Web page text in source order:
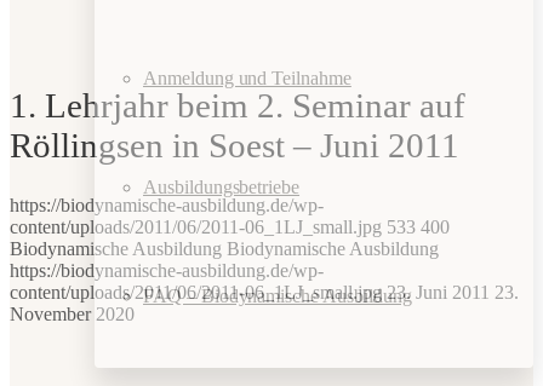
Anmeldung und Teilnahme
Ausbildungsbetriebe
FAQ – Biodynamische Ausbildung
1. Lehrjahr beim 2. Seminar auf
Röllingsen in Soest – Juni 2011
https://biodynamische-ausbildung.de/wp-
content/uploads/2011/06/2011-06_1LJ_small.jpg 533 400
Biodynamische Ausbildung Biodynamische Ausbildung
https://biodynamische-ausbildung.de/wp-
content/uploads/2011/06/2011-06_1LJ_small.jpg 23. Juni 2011 23.
November 2020